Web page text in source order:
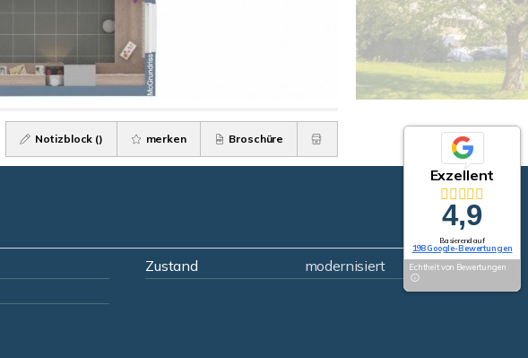
Notizblock () merken Broschüre
Zustand
modernisiert
Exzellent
4,9
Basierend auf
198 Google-Bewertungen
Echtheit von Bewertungen